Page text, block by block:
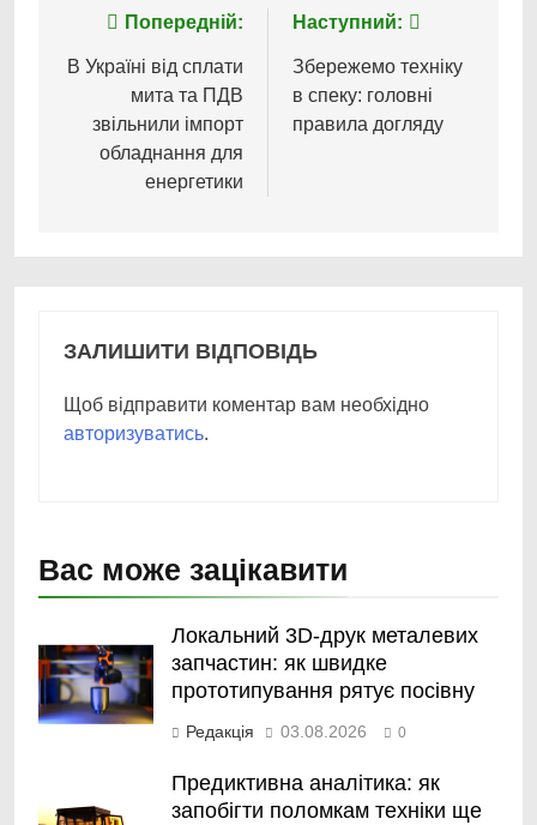
Навігація
записів
Попередній:
В Україні від сплати
мита та ПДВ
звільнили імпорт
обладнання для
енергетики
Наступний:
Збережемо техніку
в спеку: головні
правила догляду
ЗАЛИШИТИ ВІДПОВІДЬ
Щоб відправити коментар вам необхідно
авторизуватись.
Вас може зацікавити
Локальний 3D-друк металевих
запчастин: як швидке
прототипування рятує посівну
Редакція 03.08.2026 0
Предиктивна аналітика: як
запобігти поломкам техніки ще